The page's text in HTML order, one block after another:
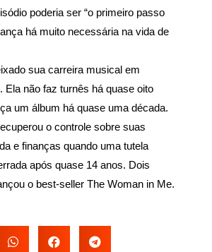
poderia ser “o primeiro passo
há muito necessária na vida de
sua carreira musical em
Ela não faz turnês há quase oito
um álbum há quase uma década.
o controle sobre suas
e finanças quando uma tutela
após quase 14 anos. Dois
o best-seller The Woman in Me.